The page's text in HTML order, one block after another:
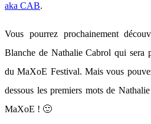
aka CAB.
Vous pourrez prochainement
Blanche de Nathalie Cabrol qui sera
du MaXoE Festival. Mais vous
dessous les premiers mots de
MaXoE ! 🙂